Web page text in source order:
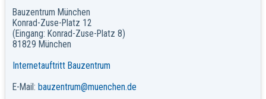
Bauzentrum München
Konrad-Zuse-Platz 12
(Eingang: Konrad-Zuse-Platz 8)
81829 München
Internetauftritt Bauzentrum
E-Mail: bauzentrum@muenchen.de